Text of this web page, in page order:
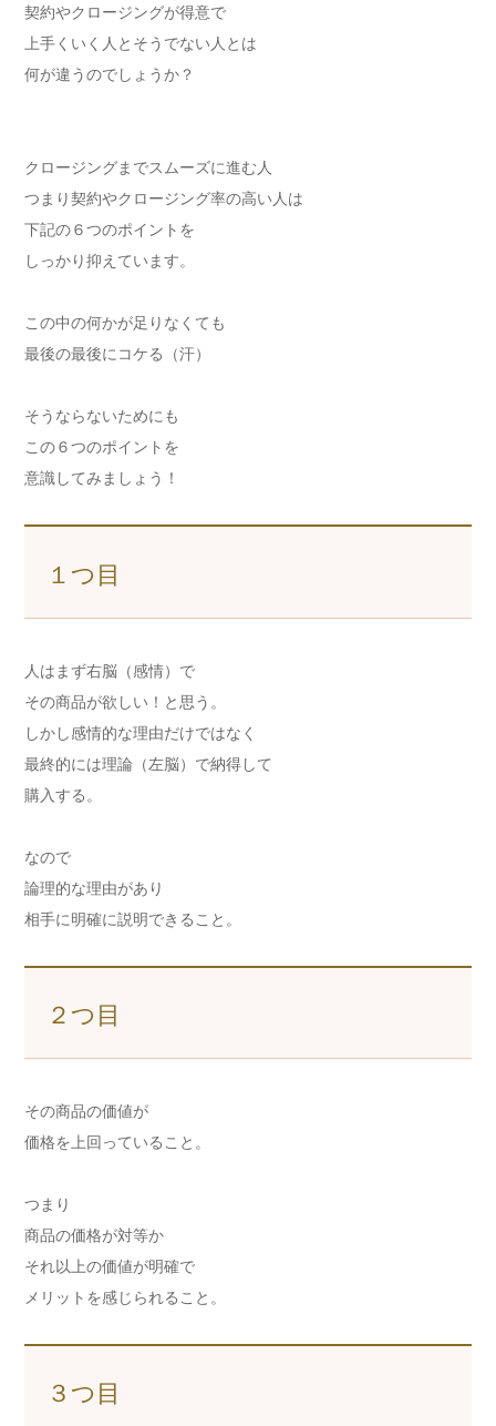
契約やクロージングが得意で
上手くいく人とそうでない人とは
何が違うのでしょうか？
クロージングまでスムーズに進む人
つまり契約やクロージング率の高い人は
下記の６つのポイントを
しっかり抑えています。
この中の何かが足りなくても
最後の最後にコケる（汗）
そうならないためにも
この６つのポイントを
意識してみましょう！
１つ目
人はまず右脳（感情）で
その商品が欲しい！と思う。
しかし感情的な理由だけではなく
最終的には理論（左脳）で納得して
購入する。
なので
論理的な理由があり
相手に明確に説明できること。
２つ目
その商品の価値が
価格を上回っていること。
つまり
商品の価格が対等か
それ以上の価値が明確で
メリットを感じられること。
３つ目